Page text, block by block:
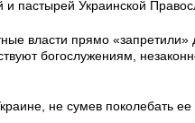
пастырей Украинской
власти прямо «запретили»
богослужениям,
не сумев поколебать